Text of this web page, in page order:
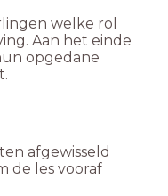
welke rol
Aan het einde
opgedane
afgewisseld
de les vooraf